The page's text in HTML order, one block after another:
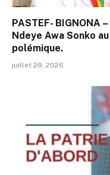
PASTEF- BIGNONA
Ndeye Awa Sonko
polémique.
juillet 29, 2026